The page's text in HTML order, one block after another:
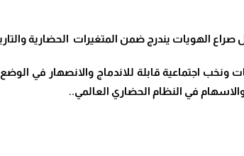
صراع الهويات يندرج ضمن المتغيرات الحضارية
اجتماعية قابلة للاندماج والانصهار في الوضع
في النظام الحضاري العالمي..